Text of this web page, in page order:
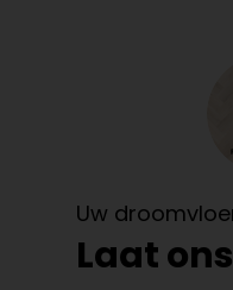
Uw
Laat